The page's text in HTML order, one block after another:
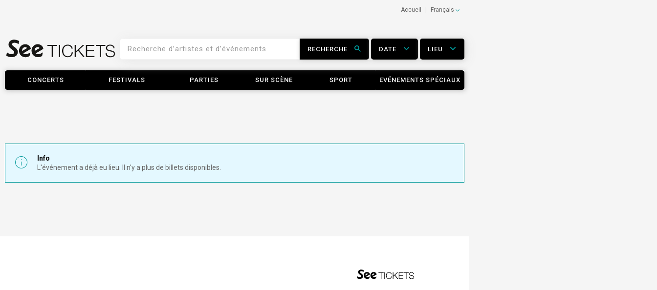
Accueil Français
RECHERCHE DATE LIEU
CONCERTS FESTIVALS PARTIES SUR SCÈNE SPORT EVÉNEMENTS SPÉCIAUX
Info
L'événement a déjà eu lieu. Il n'y a plus de billets disponibles.